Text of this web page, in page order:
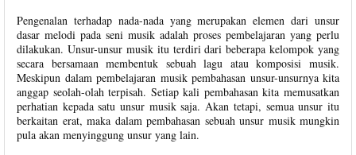
Pengenalan terhadap nada-nada yang merupakan elemen dari unsur
dasar melodi pada seni musik adalah proses pembelajaran yang perlu
dilakukan. Unsur-unsur musik itu terdiri dari beberapa kelompok yang
secara bersamaan membentuk sebuah lagu atau komposisi musik.
Meskipun dalam pembelajaran musik pembahasan unsur-unsurnya kita
anggap seolah-olah terpisah. Setiap kali pembahasan kita memusatkan
perhatian kepada satu unsur musik saja. Akan tetapi, semua unsur itu
berkaitan erat, maka dalam pembahasan sebuah unsur musik mungkin
pula akan menyinggung unsur yang lain.